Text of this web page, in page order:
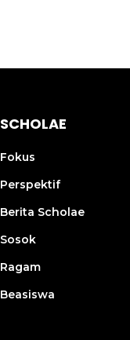
SCHOLAE
Fokus
Perspektif
Berita Scholae
Sosok
Ragam
Beasiswa